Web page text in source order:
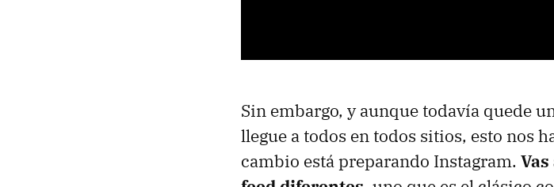
Sin embargo, y aunque todavía quede
llegue a todos en todos sitios, esto nos
cambio está preparando Instagram.